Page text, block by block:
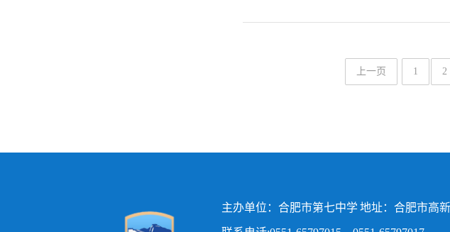
上一页 1 2
主办单位：合肥市第七中学 地址：合肥市高